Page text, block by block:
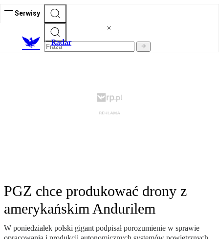
Serwisy
Radar
PGZ chce produkować drony z
amerykańskim Andurilem
W poniedziałek polski gigant podpisał porozumienie w sprawie